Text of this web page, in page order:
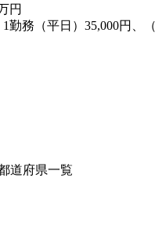
円
務（平日）35,000円、
道府県一覧